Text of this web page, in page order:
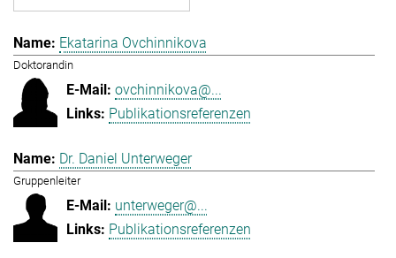
Ekatarina Ovchinnikova
Doktorandin
ovchinnikova@...
Publikationsreferenzen
Dr. Daniel Unterweger
Gruppenleiter
unterweger@...
Publikationsreferenzen